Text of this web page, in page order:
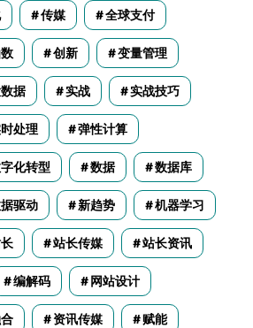
传媒 全球支付
创新 变量管理
据 实战 实战技巧
处理 弹性计算
化转型 数据 数据库
驱动 新趋势 机器学习
站长传媒 站长资讯
编解码 网站设计
资讯传媒 赋能